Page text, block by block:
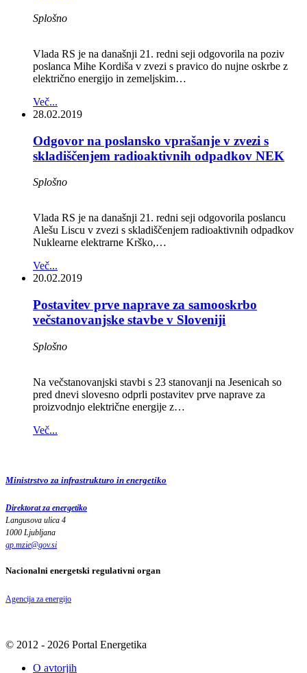
Splošno
Vlada RS je na današnji 21. redni seji odgovorila na poziv
poslanca Mihe Kordiša v zvezi s pravico do nujne oskrbe z
električno energijo in zemeljskim…
Več...
28.02.2019
Odgovor na poslansko vprašanje v zvezi s
skladiščenjem radioaktivnih odpadkov NEK
Splošno
Vlada RS je na današnji 21. redni seji odgovorila poslancu
Alešu Liscu v zvezi s skladiščenjem radioaktivnih odpadkov
Nuklearne elektrarne Krško,…
Več...
20.02.2019
Postavitev prve naprave za samooskrbo
večstanovanjske stavbe v Sloveniji
Splošno
Na večstanovanjski stavbi s 23 stanovanji na Jesenicah so
pred dnevi slovesno odprli postavitev prve naprave za
proizvodnjo električne energije z…
Več...
Ministrstvo za infrastrukturo in energetiko
Direktorat za energetiko
Langusova ulica 4
1000 Ljubljana
gp.mzie@gov.si
Nacionalni energetski regulativni organ
Agencija za energijo
© 2012 - 2026 Portal Energetika
O avtorjih